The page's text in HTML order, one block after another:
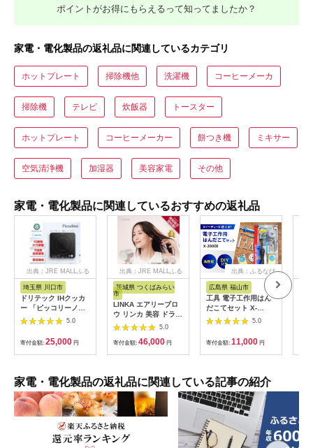
ポイントがお得にもらえるって知ってましたか？
家電・電化製品の返礼品に関連しているカテゴリ
ホットプレート 掃除機他 洗濯機 コーヒーメーカ
掃除機 テレビ 炊飯器 トースター
ホットプレート コーヒーメーカー 餅つき機 ミキサー
空気清浄機 加湿器 美容家電 その他
家電・電化製品に関連しているおすすめの返礼品
出典：JRE MALLふる
さと納税
埼玉県 川口市
ドリテック IHクッカ
ー 「ピッコリーノ」
ブラック DI-
5.0
寄付金額: 25,000 円
出典：JRE MALLふる
さと納税
茨城県 つくばみらい
市
LINKA エアリーブロ
ウ リンカ 美容 ドライ
ヤー ヘアケア 髪 エス
贈呈品 プレゼント 母
の日 母の日準備 母の
5.0
寄付金額: 46,000 円
出典：ふるなび
広島県 福山市
工具 電子工作用はん
だこてセット X-
2000E[BAEG004]工
5.0
寄付金額: 11,000 円
家電・電化製品の返礼品に関連している記事の紹介